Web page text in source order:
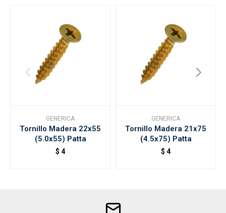
GENERICA
Tornillo Madera 22x55
(5.0x55) Patta
$ 4
GENERICA
Tornillo Madera 21x75
(4.5x75) Patta
$ 4